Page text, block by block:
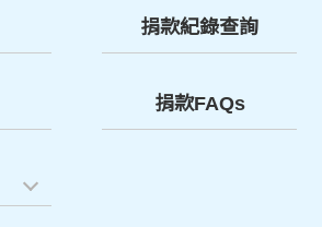
捐款紀錄查詢
捐款FAQs